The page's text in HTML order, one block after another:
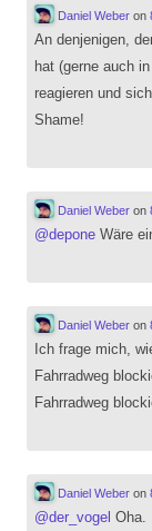
Daniel Weberon
An denjenigen,
hat (gerne auch
reagieren und
Shame!
Daniel Weberon
@depone Wäre
Daniel Weberon
Ich frage mich,
Fahrradweg
Fahrradweg
Daniel Weberon
@der_vogel Oha.